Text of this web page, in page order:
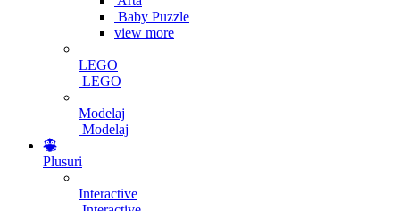
Baby Puzzle
view more
LEGO
LEGO
Modelaj
Modelaj
Plusuri
Interactive